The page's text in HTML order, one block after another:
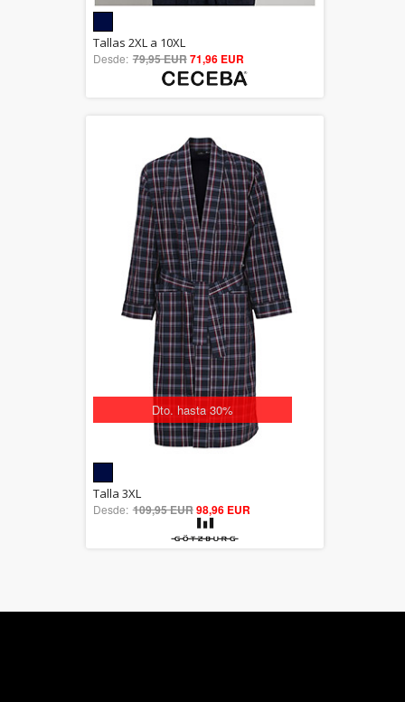
5.00
out of 5
Tallas 2XL a 10XL
Desde: 79,95 EUR71,96 EUR
Dto. hasta 30%
out of 5
Talla 3XL
Desde: 109,95 EUR98,96 EUR